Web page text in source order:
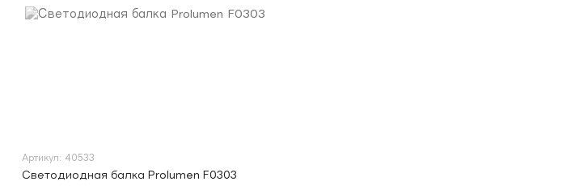
Артикул: 40533
Светодиодная балка Prolumen F0303